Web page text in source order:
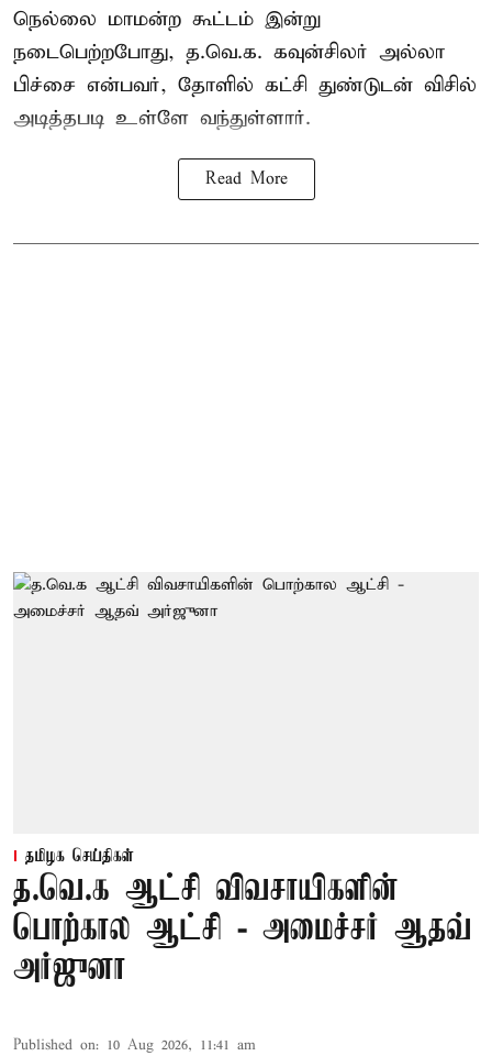
நெல்லை மாமன்ற கூட்டம் இன்று
நடைபெற்றபோது, த.வெ.க. கவுன்சிலர் அல்லா
பிச்சை என்பவர், தோளில் கட்சி துண்டுடன் விசில்
அடித்தபடி உள்ளே வந்துள்ளார்.
Read More
தமிழக செய்திகள்
த.வெ.க ஆட்சி விவசாயிகளின்
பொற்கால ஆட்சி - அமைச்சர் ஆதவ்
அர்ஜுனா
Published on: 10 Aug 2026, 11:41 am